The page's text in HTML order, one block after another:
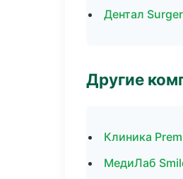
Дентал
Другие
Клиника
МедиЛаб